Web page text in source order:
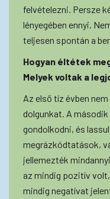
felvételezni. Persze
lényegében ennyi.
teljesen spontán a
Hogyan éltétek
Melyek voltak a
Az első tíz évben
dolgunkat. A
gondolkodni, és
megrázkódtatások,
jellemezték
az mindig pozitív
mindig negatívat